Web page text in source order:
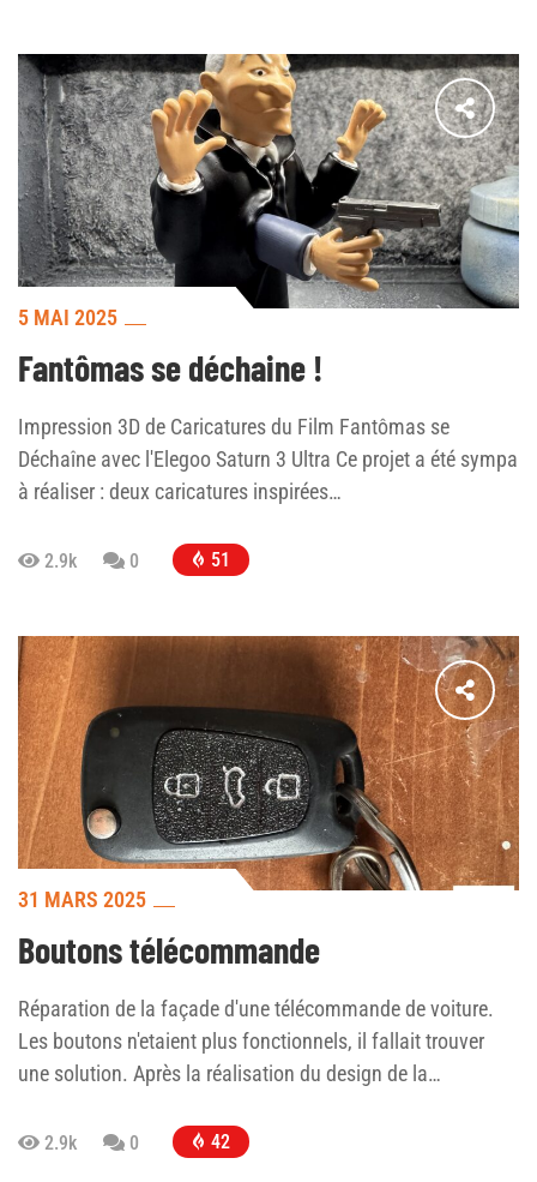
5 MAI 2025
Fantômas se déchaine !
Impression 3D de Caricatures du Film Fantômas se
Déchaîne avec l'Elegoo Saturn 3 Ultra Ce projet a été sympa
à réaliser : deux caricatures inspirées…
2.9k 0 51
31 MARS 2025
Boutons télécommande
Réparation de la façade d'une télécommande de voiture.
Les boutons n'etaient plus fonctionnels, il fallait trouver
une solution. Après la réalisation du design de la…
2.9k 0 42